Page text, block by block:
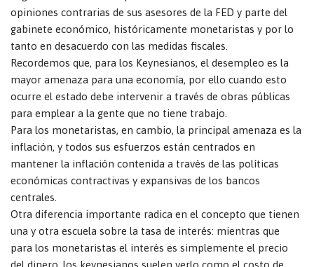
opiniones contrarias de sus asesores de la FED y parte del
gabinete económico, históricamente monetaristas y por lo
tanto en desacuerdo con las medidas fiscales.
Recordemos que, para los Keynesianos, el desempleo es la
mayor amenaza para una economía, por ello cuando esto
ocurre el estado debe intervenir a través de obras públicas
para emplear a la gente que no tiene trabajo.
Para los monetaristas, en cambio, la principal amenaza es la
inflación, y todos sus esfuerzos están centrados en
mantener la inflación contenida a través de las políticas
económicas contractivas y expansivas de los bancos
centrales.
Otra diferencia importante radica en el concepto que tienen
una y otra escuela sobre la tasa de interés: mientras que
para los monetaristas el interés es simplemente el precio
del dinero, los keynesianos suelen verlo como el costo de